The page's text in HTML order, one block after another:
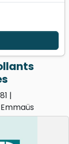
Bible avec